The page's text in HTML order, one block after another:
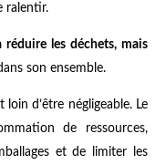
ralentir.
les déchets, mais
son ensemble.
d’être négligeable. Le
de ressources,
et de limiter les